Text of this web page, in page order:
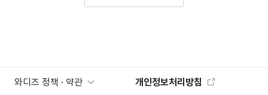
와디즈 정책 · 약관
개인정보처리방침